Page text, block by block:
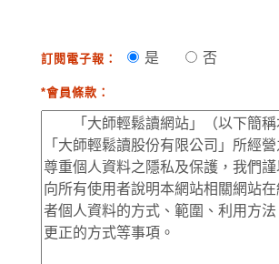
訂閱電子報： 是 否
*會員條款：